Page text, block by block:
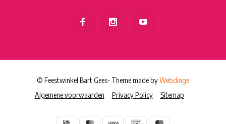
Algemene voorwaarden Privacy Policy Sitemap
© Feestwinkel Bart Gees- Theme made byWebdinge